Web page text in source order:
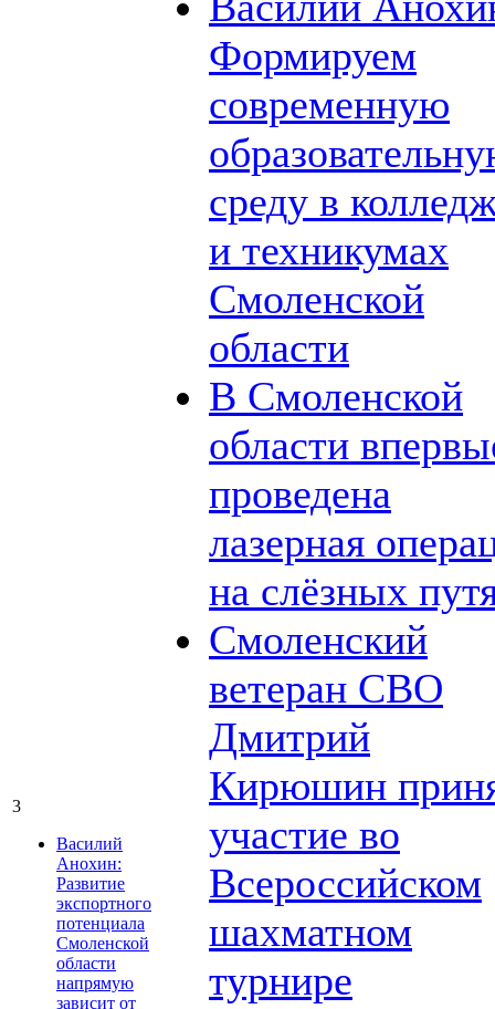
3
Василий
Анохин:
Развитие
экспортного
потенциала
Смоленской
области
напрямую
зависит от
Формируем
современную
среду в
и техникумах
Смоленской
области
В Смоленской
области
проведена
лазерная
на слёзных
Смоленский
ветеран СВО
Дмитрий
Кирюшин
участие во
Всероссийском
шахматном
турнире